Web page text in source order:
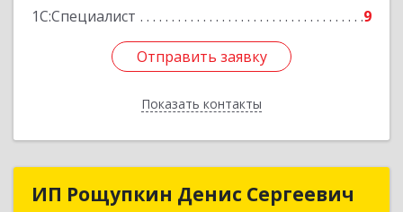
1С:Специалист
9
Отправить заявку
Показать контакты
Отправить заявку
Назад
ИП Рощупкин Денис Сергеевич
ИП Рощупкин Денис Сергеевич